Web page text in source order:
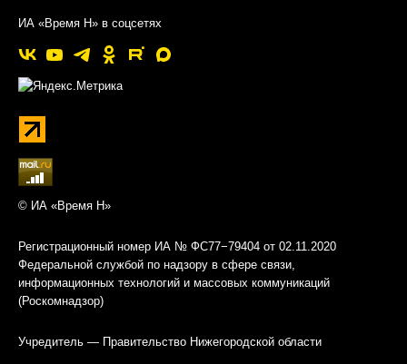
ИА «Время Н» в соцсетях
© ИА «Время Н»
Регистрационный номер ИА № ФС77−79404 от 02.11.2020
Федеральной службой по надзору в сфере связи,
информационных технологий и массовых коммуникаций
(Роскомнадзор)
Учредитель — Правительство Нижегородской области